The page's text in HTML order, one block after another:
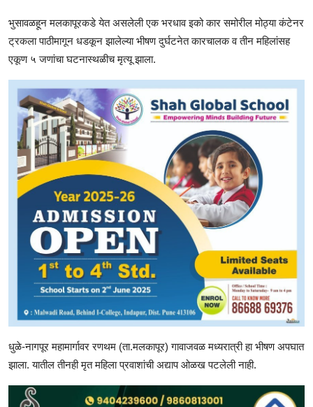
भुसावळहून मलकापूरकडे येत असलेली एक भरधाव इको कार समोरील मोठ्या कंटेनर
ट्रकला पाठीमागून धडकून झालेल्या भीषण दुर्घटनेत कारचालक व तीन महिलांसह
एकूण ५ जणांचा घटनास्थळीच मृत्यू झाला.
धुळे-नागपूर महामार्गावर रणथम (ता.मलकापूर) गावाजवळ मध्यरात्री हा भीषण अपघात
झाला. यातील तीनही मृत महिला प्रवाशांची अद्याप ओळख पटलेली नाही.